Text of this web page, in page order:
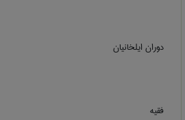
دوران ایلخانیان
فقیه